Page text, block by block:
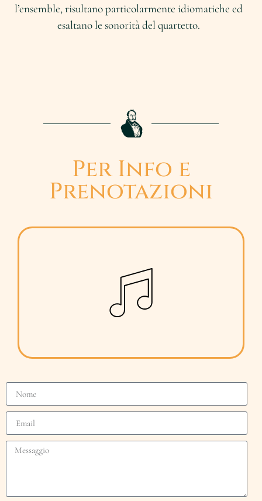
l’ensemble, risultano particolarmente idiomatiche ed
esaltano le sonorità del quartetto.
Per Info e
Prenotazioni